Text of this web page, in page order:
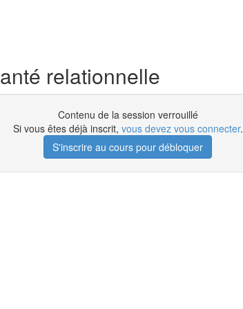
relationnelle
Contenu de la session verrouillé
Si vous êtes déjà inscrit, vous devez vous connecter.
S'inscrire au cours pour débloquer